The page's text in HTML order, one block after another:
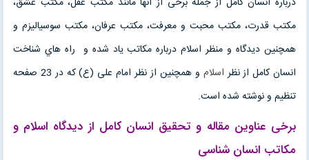
مکتب قدرت، مکتب محبت و معرفت، مکتب عرفان، مکتب سوسياليزم و
همچنین دیدگاه و منظر اسلام درباره مکاتب یاد شده و راه هاي شناخت
انسان كامل از نظر اسلام
و همچنین از نظر امام علی (ع) که در 23 صفحه
تنظیم و نوشته شده است.
برخی عناوین مقاله و تحقیق انسان کامل از دیدگاه اسلام و
مکاتب انسان شناسی